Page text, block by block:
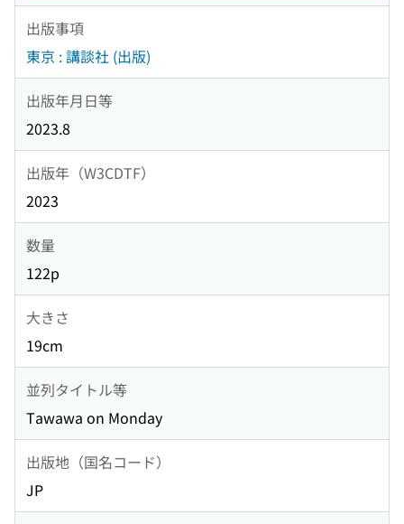
出版事項
東京 : 講談社 (出版)
出版年月日等
2023.8
出版年（W3CDTF）
2023
数量
122p
大きさ
19cm
並列タイトル等
Tawawa on Monday
出版地（国名コード）
JP